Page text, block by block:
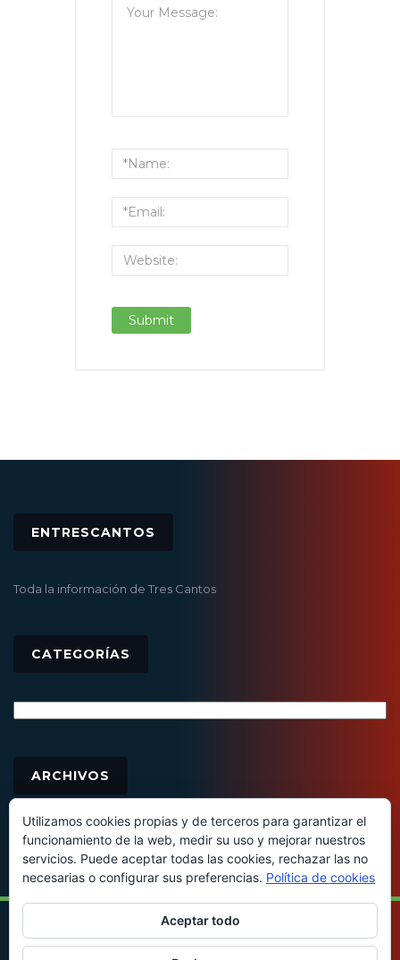
ENTRESCANTOS
Toda la información de Tres Cantos
CATEGORÍAS
ARCHIVOS
© 2016 - Todos los derechos reservados
Utilizamos cookies propias y de terceros para garantizar el
funcionamiento de la web, medir su uso y mejorar nuestros
servicios. Puede aceptar todas las cookies, rechazar las no
necesarias o configurar sus preferencias. Política de cookies
Aceptar todo